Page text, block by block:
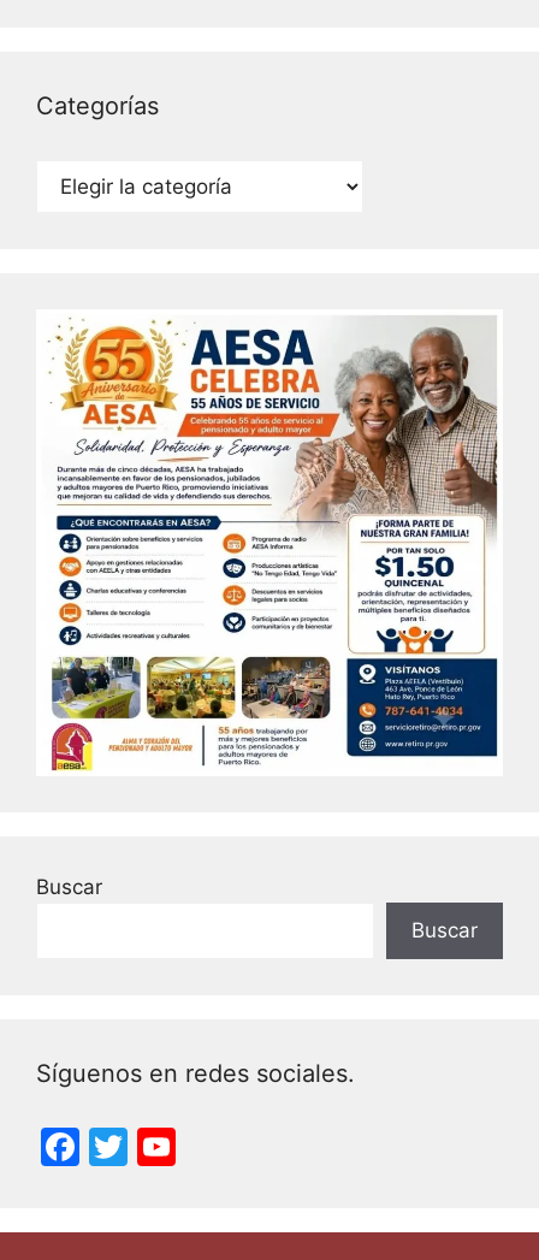
Categorías
Categorías
Buscar
Buscar
Síguenos en redes sociales.
F
c
T
itt u